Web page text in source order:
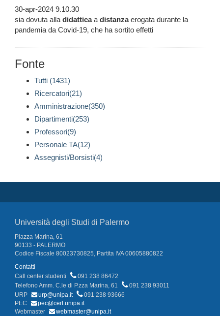
30-apr-2024 9.10.30
sia dovuta alladidatticaadistanzaerogata durante la
pandemia da Covid-19, che ha sortito effetti
Fonte
Tutti (1431)
Ricercatori(21)
Amministrazione(350)
Dipartimenti(253)
Professori(9)
Personale TA(12)
Assegnisti/Borsisti(4)
Università degli Studi di Palermo
Piazza Marina, 61
90133 - PALERMO
Codice Fiscale 80023730825, Partita IVA 00605880822
Contatti
Call center studenti
091 238 86472
Telefono Amm. C.le di P.zza Marina, 61
091 238 93011
URP
urp@unipa.it
091 238 93666
PEC
pec@cert.unipa.it
Webmaster
webmaster@unipa.it